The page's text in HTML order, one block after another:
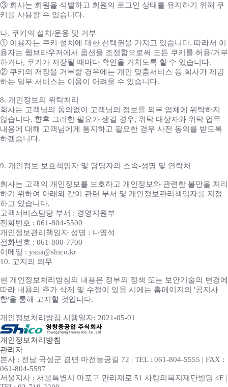
③ 회사는 회원을 식별하고 회원의 로그인 상태를 유지하기 위해 쿠
키를 사용할 수 있습니다.
나. 쿠키의 설치/운용 및 거부
① 이용자는 쿠키 설치에 대한 선택권을 가지고 있습니다. 따라서 이
용자는 웹브라우저에서 옵션을 조정함으로써 모든 쿠키를 허용/거부
하거나, 쿠키가 저장될 때마다 확인을 거치도록 할 수 있습니다.
② 쿠키의 저장을 거부할 경우에는 개인 맞춤서비스 등 회사가 제공
하는 일부 서비스는 이용이 어려울 수 있습니다.
8. 개인정보의 위탁처리
회사는 고객님의 동의없이 고객님의 정보를 외부 업체에 위탁하지
않습니다. 향후 그러한 필요가 생길 경우, 위탁 대상자와 위탁 업무
내용에 대해 고객님에게 통지하고 필요한 경우 사전 동의를 받도록
하겠습니다.
9. 개인정보 보호책임자 및 담당자의 소속-성명 및 연락처
회사는 고객의 개인정보를 보호하고 개인정보와 관련한 불만을 처리
하기 위하여 아래와 같이 관련 부서 및 개인정보관리책임자를 지정
하고 있습니다.
고객서비스담당 부서 : 경영지원부
전화번호 : 061-804-5500
개인정보관리책임자 성명 : 나영석
전화번호 : 061-800-7700
이메일 : ysna@shico.kr
10. 고지의 의무
현 개인정보처리방침의 내용은 정부의 정책 또는 보안기술의 변경에
따라 내용의 추가 삭제 및 수정이 있을 시에는 홈페이지의 '공지사
항'을 통해 고지할 것입니다.
개인정보처리방침 시행일자: 2021-05-01
개인정보처리방침
관리자
본사 : 전남 곡성군 겸면 마전농공길 72 | TEL : 061-804-5555 | FAX :
061-804-5597
서울지사 : 서울특별시 마포구 만리재로 51 사랑의복지재단빌딩 4F |